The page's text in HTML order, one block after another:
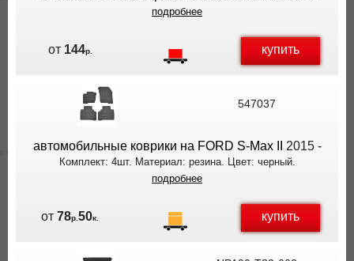
подробнее
от 144р. купить
547037
автомобильные коврики на FORD S-Max II 2015 -
Комплект: 4шт. Материал: резина. Цвет: черный.
подробнее
от78р.50к. купить